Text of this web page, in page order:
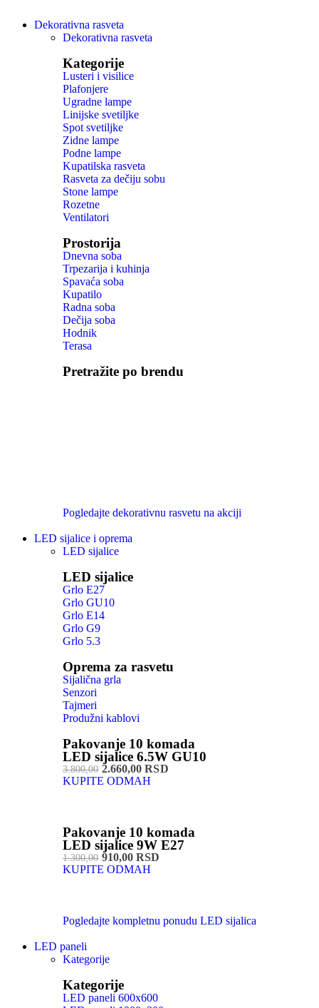
Dekorativna rasveta
Dekorativna rasveta
Kategorije
Lusteri i visilice
Plafonjere
Ugradne lampe
Linijske svetiljke
Spot svetiljke
Zidne lampe
Podne lampe
Kupatilska rasveta
Rasveta za dečiju sobu
Stone lampe
Rozetne
Ventilatori
Prostorija
Dnevna soba
Trpezarija i kuhinja
Spavaća soba
Kupatilo
Radna soba
Dečija soba
Hodnik
Terasa
Pretražite po brendu
Pogledajte dekorativnu rasvetu na akciji
LED sijalice i oprema
LED sijalice
LED sijalice
Grlo E27
Grlo GU10
Grlo E14
Grlo G9
Grlo 5.3
Oprema za rasvetu
Sijalična grla
Senzori
Tajmeri
Produžni kablovi
Pakovanje 10 komada
LED sijalice 6.5W GU10
3.800,002.660,00 RSD
KUPITE ODMAH
Pakovanje 10 komada
LED sijalice 9W E27
1.300,00910,00 RSD
KUPITE ODMAH
Pogledajte kompletnu ponudu LED sijalica
LED paneli
Kategorije
Kategorije
LED paneli 600x600